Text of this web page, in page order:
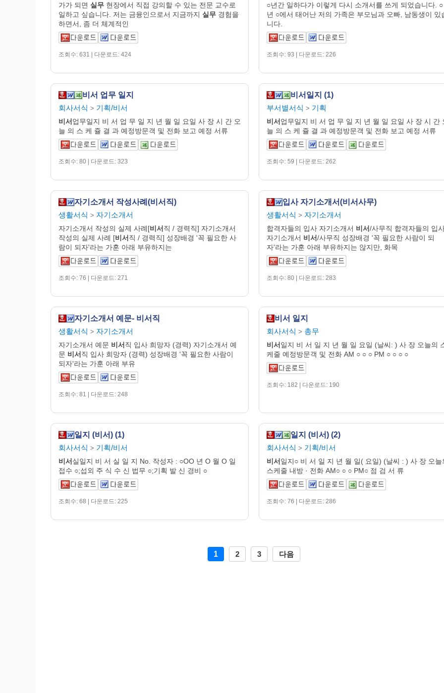
가가 되면 실무 현장에서 직접 강의할 수 있는 전문 교수로
일하고 싶습니다. 저는 금융인으로서 지금까지 실무 경험을
하면서, 좀 더 체계적인
조회수: 631 | 다운로드: 424
○년간 일하다가 이렇게 다시 소개서를 쓰게 되었습니다. ○
년 ○에서 태어난 저의 가족은 부모님과 오빠, 남동생이 있
니다.
조회수: 93 | 다운로드: 226
비서 업무 일지
회사서식 > 기획/비서
비서업무일지 비 서 업 무 일 지 년 월 일 요일 사 장 시 간 오
늘 의 스 케 쥴 결 과 예정방문객 및 전화 보고 예정 서류
조회수: 80 | 다운로드: 323
비서일지 (1)
부서별서식 > 기획
비서업무일지 비 서 업 무 일 지 년 월 일 요일 사 장 시 간
늘 의 스 케 쥴 결 과 예정방문객 및 전화 보고 예정 서류
조회수: 59 | 다운로드: 262
자기소개서 작성사례(비서직)
생활서식 > 자기소개서
자기소개서 작성의 실제 사례[비서직 / 경력직] 자기소개서
작성의 실제 사례 [비서직 / 경력직] 성장배경 '꼭 필요한 사
람이 되자'라는 가훈 아래 부유하지는
조회수: 76 | 다운로드: 271
입사 자기소개서(비서사무)
생활서식 > 자기소개서
합격자들의 입사 자기소개서 비서/사무직 합격자들의 입
자기소개서 비서/사무직 성장배경 '꼭 필요한 사람이 되
자'라는 가훈 아래 부유하지는 않지만, 화목
조회수: 80 | 다운로드: 283
자기소개서 예문- 비서직
생활서식 > 자기소개서
자기소개서 예문 비서직 입사 희망자 (경력) 자기소개서 예
문 비서직 입사 희망자 (경력) 성장배경 '꼭 필요한 사람이
되자'라는 가훈 아래 부유
조회수: 81 | 다운로드: 248
비서 일지
회사서식 > 총무
비서일지 비 서 일 지 년 월 일 요일 (날씨: ) 사 장 오늘의
케줄 예정방문객 및 전화 AM ○ ○ ○ PM ○ ○ ○ ○
조회수: 182 | 다운로드: 190
일지 (비서) (1)
회사서식 > 기획/비서
비서실일지 비 서 실 일 지 No. 작성자 : ○OO 년 O 월 O 일
접수 ○;섭외 주 식 수 신 법무 ○;기획 발 신 경비 ○
조회수: 68 | 다운로드: 225
일지 (비서) (2)
회사서식 > 기획/비서
비서일지○ 비 서 일 지 년 월 일( 요일) (날씨 : ) 사 장 오늘
스케줄 내방 · 전화 AM○ ○ ○ PM○ 점 검 서 류
조회수: 76 | 다운로드: 286
1 2 3 다음